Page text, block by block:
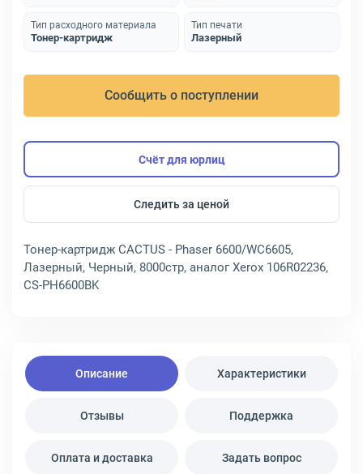
Тип расходного материала
Тонер-картридж
Тип печати
Лазерный
Сообщить о поступлении
Счёт для юрлиц
Следить за ценой
Тонер-картридж CACTUS - Phaser 6600/WC6605,
Лазерный, Черный, 8000стр, аналог Xerox 106R02236,
CS-PH6600BK
Описание Характеристики
Отзывы Поддержка
Оплата и доставка Задать вопрос